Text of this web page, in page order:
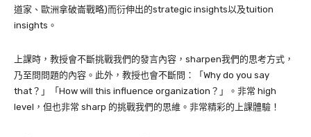
道家、歐洲拿破崙戰略)而衍伸出的strategic insights以及tuition
insights。
上課時，教授會不斷挑戰我們的發言內容，sharpen我們的思考方式，
乃至問問題的內容。此外，教授也會不斷問：「Why do you say
that？」「How will this influence organization？」。非常 high
level，但也非常 sharp 的挑戰我們的思維。非常精彩的上課體驗！